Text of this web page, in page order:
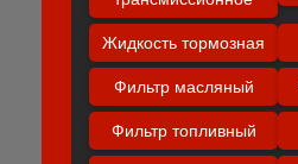
Жидкость тормозная
Фильтр масляный
Фильтр топливный